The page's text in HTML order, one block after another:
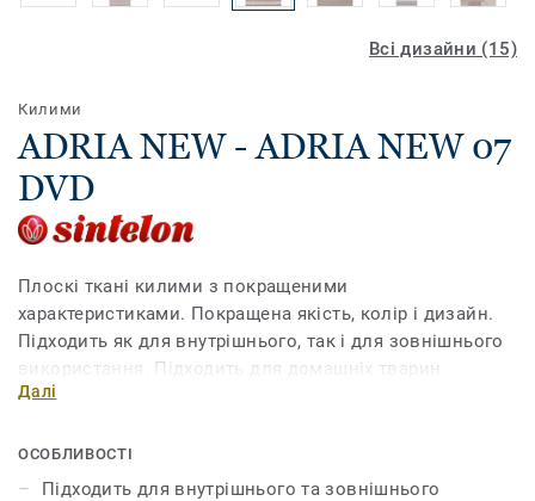
Всі дизайни (15)
Килими
ADRIA NEW - ADRIA NEW 07
DVD
Плоскі ткані килими з покращеними
характеристиками. Покращена якість, колір і дизайн.
Підходить як для внутрішнього, так і для зовнішнього
використання. Підходить для домашніх тварин
завдяки дуже міцній структурі та простоті догляду.
Далі
ОСОБЛИВОСТІ
Підходить для внутрішнього та зовнішнього